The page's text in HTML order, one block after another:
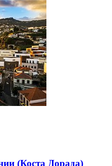
(Коста Дорада)